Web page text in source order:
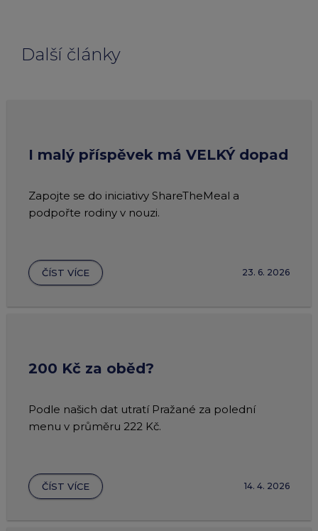
Další články
I malý příspěvek má VELKÝ dopad
Zapojte se do iniciativy ShareTheMeal a
podpořte rodiny v nouzi.
ČÍST VÍCE 23. 6. 2026
200 Kč za oběd?
Podle našich dat utratí Pražané za polední
menu v průměru 222 Kč.
ČÍST VÍCE 14. 4. 2026